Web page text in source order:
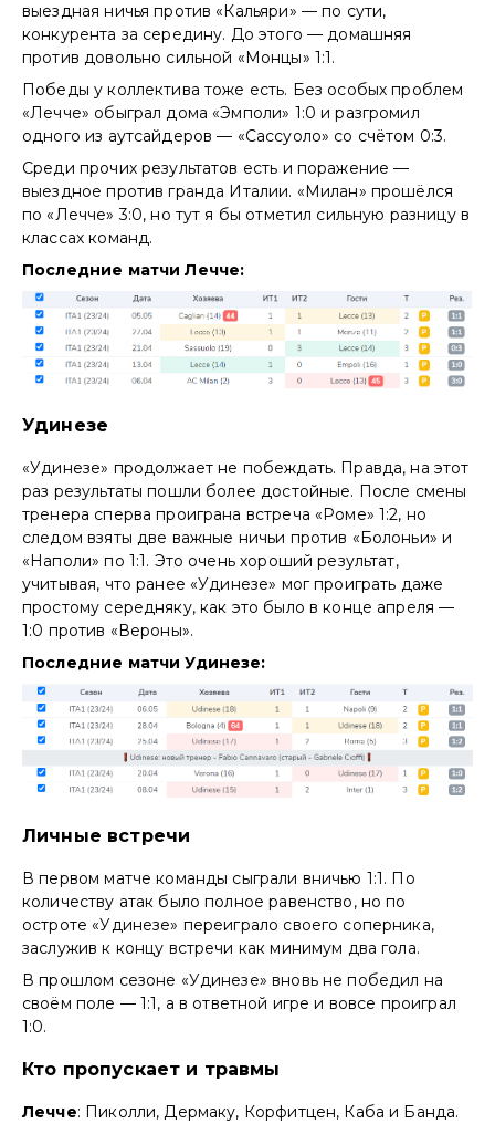
выездная ничья против «Кальяри» — по сути,
конкурента за середину. До этого — домашняя
против довольно сильной «Монцы» 1:1.
Победы у коллектива тоже есть. Без особых проблем
«Лечче» обыграл дома «Эмполи» 1:0 и разгромил
одного из аутсайдеров — «Сассуоло» со счётом 0:3.
Среди прочих результатов есть и поражение —
выездное против гранда Италии. «Милан» прошёлся
по «Лечче» 3:0, но тут я бы отметил сильную разницу в
классах команд.
Последние матчи Лечче:
Удинезе
«Удинезе» продолжает не побеждать. Правда, на этот
раз результаты пошли более достойные. После смены
тренера сперва проиграна встреча «Роме» 1:2, но
следом взяты две важные ничьи против «Болоньи» и
«Наполи» по 1:1. Это очень хороший результат,
учитывая, что ранее «Удинезе» мог проиграть даже
простому середняку, как это было в конце апреля —
1:0 против «Вероны».
Последние матчи Удинезе:
Личные встречи
В первом матче команды сыграли вничью 1:1. По
количеству атак было полное равенство, но по
остроте «Удинезе» переиграло своего соперника,
заслужив к концу встречи как минимум два гола.
В прошлом сезоне «Удинезе» вновь не победил на
своём поле — 1:1, а в ответной игре и вовсе проиграл
1:0.
Кто пропускает и травмы
Лечче: Пиколли, Дермаку, Корфитцен, Каба и Банда.